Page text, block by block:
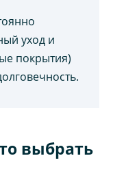
уход и
покрытия)
выбрать